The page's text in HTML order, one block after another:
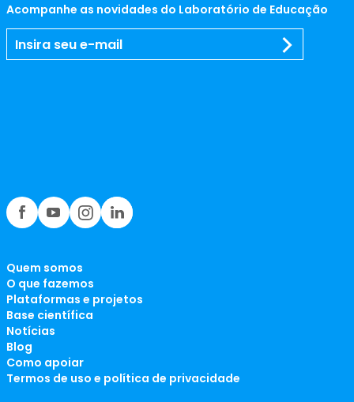
Acompanhe as novidades do Laboratório de Educação
Quem somos
O que fazemos
Plataformas e projetos
Base científica
Notícias
Blog
Como apoiar
Termos de uso e política de privacidade